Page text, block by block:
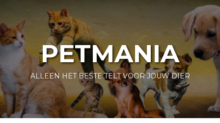
content
PETMANIA
ALLEEN HET BESTE TELT VOOR JOUW DIER